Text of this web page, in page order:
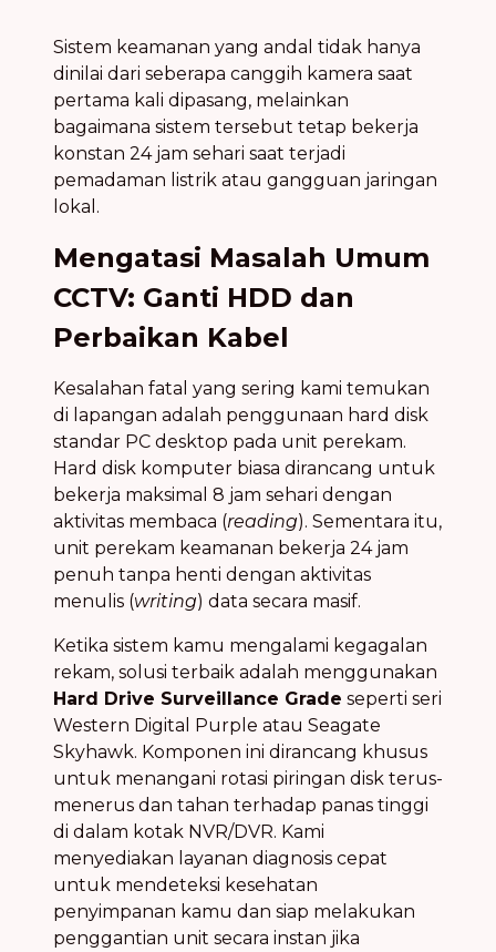
Sistem keamanan yang andal tidak hanya
dinilai dari seberapa canggih kamera saat
pertama kali dipasang, melainkan
bagaimana sistem tersebut tetap bekerja
konstan 24 jam sehari saat terjadi
pemadaman listrik atau gangguan jaringan
lokal.
Mengatasi Masalah Umum
CCTV: Ganti HDD dan
Perbaikan Kabel
Kesalahan fatal yang sering kami temukan
di lapangan adalah penggunaan hard disk
standar PC desktop pada unit perekam.
Hard disk komputer biasa dirancang untuk
bekerja maksimal 8 jam sehari dengan
aktivitas membaca (reading). Sementara itu,
unit perekam keamanan bekerja 24 jam
penuh tanpa henti dengan aktivitas
menulis (writing) data secara masif.
Ketika sistem kamu mengalami kegagalan
rekam, solusi terbaik adalah menggunakan
Hard Drive Surveillance Grade seperti seri
Western Digital Purple atau Seagate
Skyhawk. Komponen ini dirancang khusus
untuk menangani rotasi piringan disk terus-
menerus dan tahan terhadap panas tinggi
di dalam kotak NVR/DVR. Kami
menyediakan layanan diagnosis cepat
untuk mendeteksi kesehatan
penyimpanan kamu dan siap melakukan
penggantian unit secara instan jika